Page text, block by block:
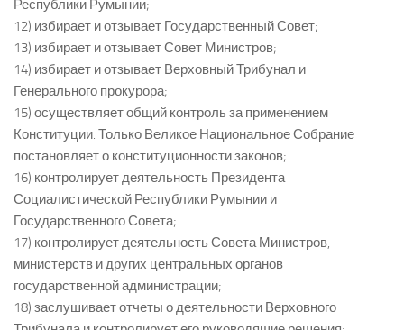
Республики Румынии;
12) избирает и отзывает Государственный Совет;
13) избирает и отзывает Совет Министров;
14) избирает и отзывает Верховный Трибунал и
Генерального прокурора;
15) осуществляет общий контроль за применением
Конституции. Только Великое Национальное Собрание
постановляет о конституционности законов;
16) контролирует деятельность Президента
Социалистической Республики Румынии и
Государственного Совета;
17) контролирует деятельность Совета Министров,
министерств и других центральных органов
государственной администрации;
18) заслушивает отчеты о деятельности Верховного